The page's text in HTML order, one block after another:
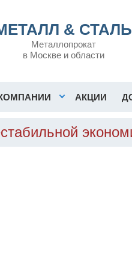
& СТАЛЬ
Металлопрокат
в Москве и области
АКЦИИ